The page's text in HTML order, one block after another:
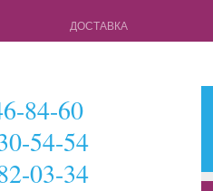
ДОСТАВКА
84-60
54-54
03-34